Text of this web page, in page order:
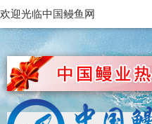
欢迎光临中国鳗鱼网